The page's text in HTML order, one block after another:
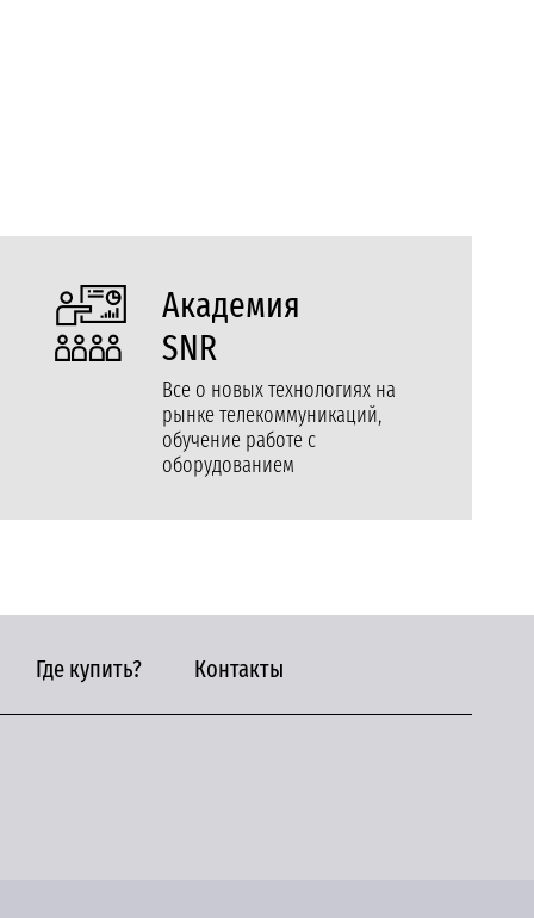
Академия
SNR
Все о новых технологиях на
рынке телекоммуникаций,
обучение работе с
оборудованием
Где купить? Контакты